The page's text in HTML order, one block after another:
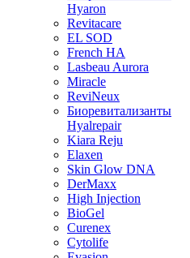
Hyaron
Revitacare
EL SOD
French HA
Lasbeau Aurora
Miracle
ReviNeux
Биоревитализанты
Hyalrepair
Kiara Reju
Elaxen
Skin Glow DNA
DerMaxx
High Injection
BioGel
Curenex
Cytolife